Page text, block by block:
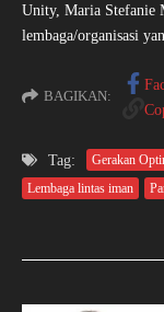
Unity, Maria Stefanie
lembaga/organisasi
BAGIKAN:
Tag: Gerakan
Lembaga lintas iman